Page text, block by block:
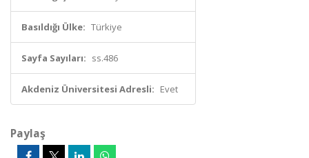
Basıldığı Ülke: Türkiye
Sayfa Sayıları: ss.486
Akdeniz Üniversitesi Adresli: Evet
Paylaş